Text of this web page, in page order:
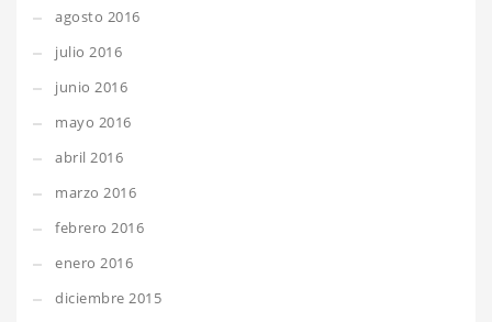
agosto 2016
julio 2016
junio 2016
mayo 2016
abril 2016
marzo 2016
febrero 2016
enero 2016
diciembre 2015